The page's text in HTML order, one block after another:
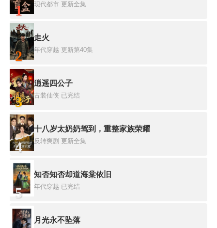
1 现代都市 更新全集
2
走火
年代穿越 更新第40集
3
逍遥四公子
古装仙侠 已完结
4
十八岁太奶奶驾到，重整家族荣耀
反转爽剧 更新全集
5
知否知否却道海棠依旧
年代穿越 已完结
月光永不坠落